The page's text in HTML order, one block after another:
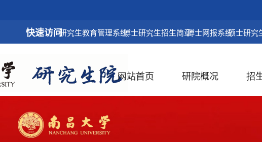
快速访问研究生教育管理系统博士研究生招生简章博士网报系统硕士研究
网站首页 研院概况 招